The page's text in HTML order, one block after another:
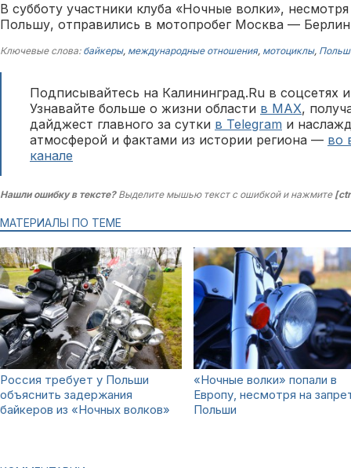
В субботу участники клуба «Ночные волки»,
Польшу, отправились в мотопробег Москва —
Ключевые слова: байкеры, международные отношения, мотоциклы,
Подписывайтесь на Калининград.Ru в соцсетях
Узнавайте больше о жизни области в MAX,
дайджест главного за сутки в Telegram и
атмосферой и фактами из истории региона — во
канале
Нашли ошибку в тексте?Выделите мышью текст с ошибкой и нажмите
МАТЕРИАЛЫ ПО ТЕМЕ
Россия требует у Польши
объяснить задержания
байкеров из «Ночных волков»
«Ночные волки» попали в
Европу, несмотря на
Польши